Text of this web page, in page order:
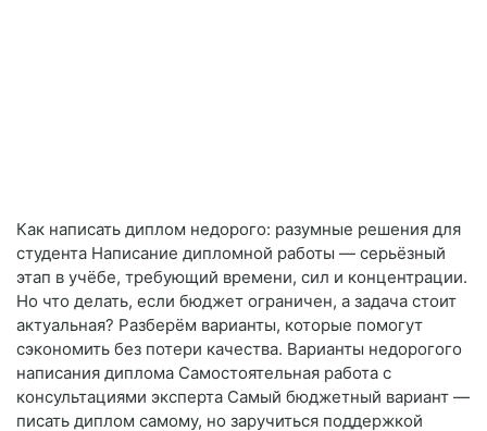
Как написать диплом недорого: разумные решения для
студента Написание дипломной работы — серьёзный
этап в учёбе, требующий времени, сил и концентрации.
Но что делать, если бюджет ограничен, а задача стоит
актуальная? Разберём варианты, которые помогут
сэкономить без потери качества. Варианты недорогого
написания диплома Самостоятельная работа с
консультациями эксперта Самый бюджетный вариант —
писать диплом самому, но заручиться поддержкой